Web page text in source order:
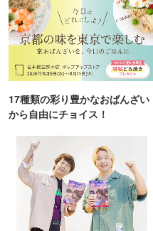
17種類の彩り豊かなおばんざい
から自由にチョイス！